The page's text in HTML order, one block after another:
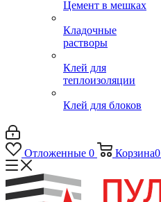
Цемент в мешках
Кладочные
растворы
Клей для
теплоизоляции
Клей для блоков
Отложенные 0 Корзина0